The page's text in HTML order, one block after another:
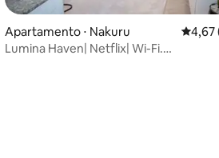
Apartamento ⋅ Nakuru 4,67
4,67
Lumina Haven| Netflix| Wi-Fi.